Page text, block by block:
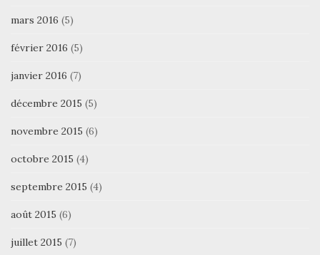
mars 2016 (5)
février 2016 (5)
janvier 2016 (7)
décembre 2015 (5)
novembre 2015 (6)
octobre 2015 (4)
septembre 2015 (4)
août 2015 (6)
juillet 2015 (7)